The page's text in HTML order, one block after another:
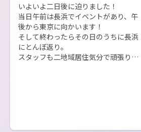
いよいよ二日後に迫りました！
当日午前は長浜でイベントがあり、午
後から東京に向かいます！
そして終わったらその日のうちに長浜
にとんぼ返り。
スタッフも二地域居住気分で頑張りま